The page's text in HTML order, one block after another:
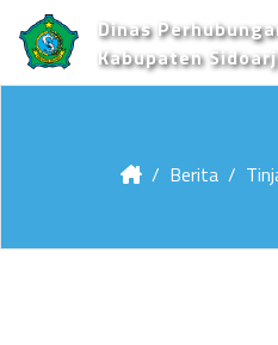
Dinas
Kabupaten
Berita